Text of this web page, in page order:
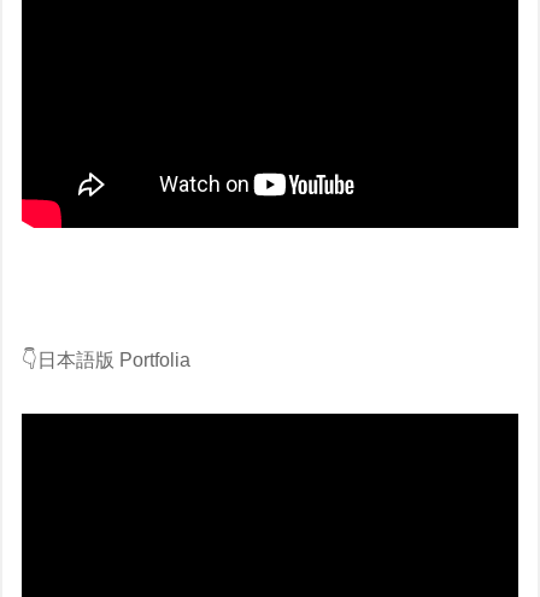
👇日本語版 Portfolia